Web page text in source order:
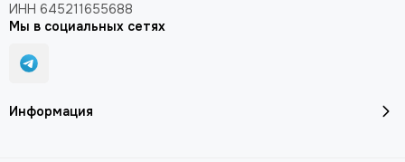
Информация
ИНН 645211655688
Мы в социальных сетях